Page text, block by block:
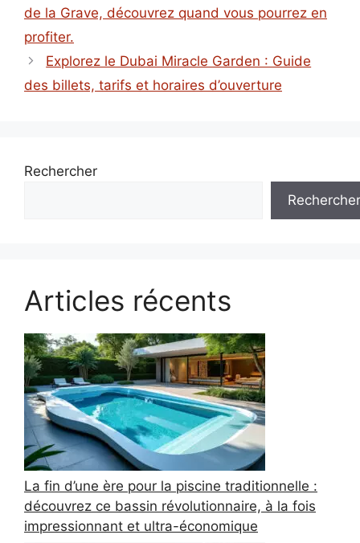
de la Grave, découvrez quand vous pourrez en
profiter.
Explorez le Dubai Miracle Garden : Guide
des billets, tarifs et horaires d’ouverture
Rechercher
Rechercher
Articles récents
La fin d’une ère pour la piscine traditionnelle :
découvrez ce bassin révolutionnaire, à la fois
impressionnant et ultra-économique